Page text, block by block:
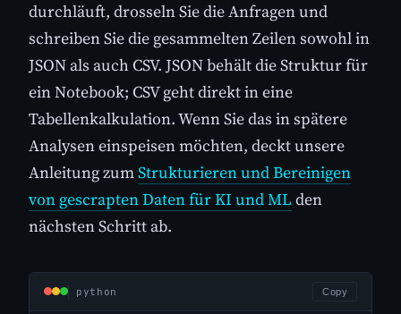
durchläuft, drosseln Sie die Anfragen und
schreiben Sie die gesammelten Zeilen sowohl in
JSON als auch CSV. JSON behält die Struktur für
ein Notebook; CSV geht direkt in eine
Tabellenkalkulation. Wenn Sie das in spätere
Analysen einspeisen möchten, deckt unsere
Anleitung zumStrukturieren und Bereinigen
von gescrapten Daten für KI und ML den
nächsten Schritt ab.
python Copy